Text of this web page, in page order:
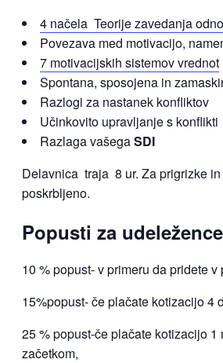
4 načela Teorije zavedanja
Povezava med motivacijo,
7 motivacijskih sistemov vrednot
Spontana, sposojena in
Razlogi za nastanek konfliktov
Učinkovito upravljanje s konflikti
Razlaga vašegaSDI
Delavnica traja 8 ur. Za prigrizke
poskrbljeno.
Popusti za
10 % popust- v primeru da pridete v
15%popust- če plačate kotizacijo 4
25 % popust-če plačate kotizacijo 1
začetkom,